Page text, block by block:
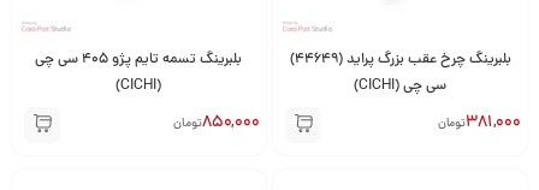
بلبرینگ چرخ عقب بزرگ پراید (44649)
سی چی (CICHI)
381,000تومان
بلبرینگ تسمه تایم پژو 405 سی چی
(CICHI)
850,000تومان